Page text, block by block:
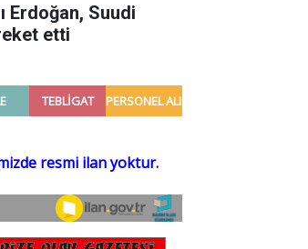
Erdoğan, Suudi
etti